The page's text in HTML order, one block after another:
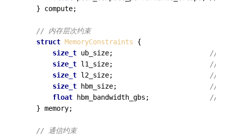
    } compute;
// 内存层次约束
struct MemoryConstraints {
size_t ub_size; //
size_t l1_size; //
size_t l2_size; //
size_t hbm_size; //
float hbm_bandwidth_gbs; //
    } memory;
// 通信约束